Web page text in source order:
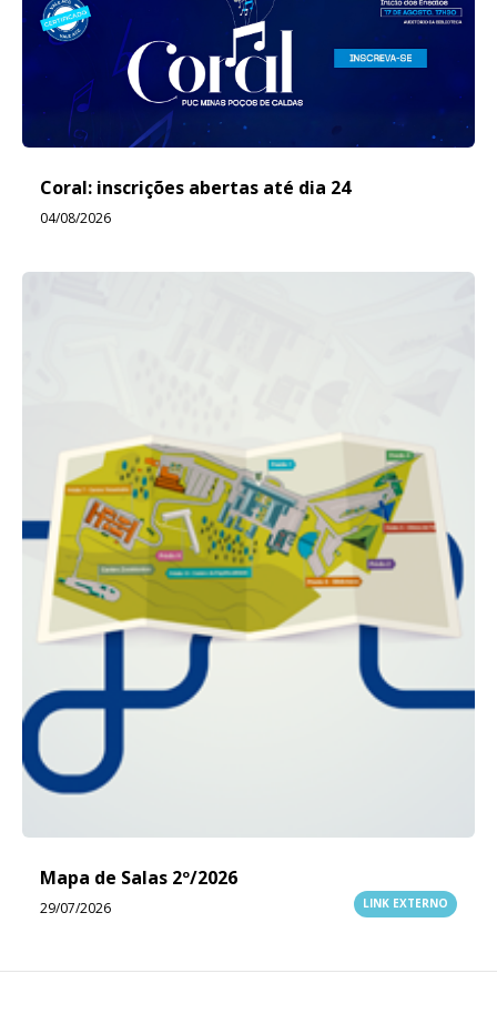
Coral: inscrições abertas até dia 24
04/08/2026
Mapa de Salas 2º/2026
29/07/2026 LINK EXTERNO